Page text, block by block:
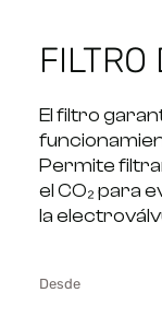
FILTRO
El filtro
Permite
el CO₂ para
la
Desde